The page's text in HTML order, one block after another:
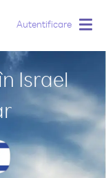
Autentificare
Israel